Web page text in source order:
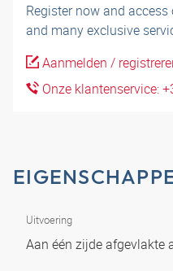
Register now and
and many exclusive
Aanmelden /
Onze klantenservice:
Uitvoering
Aan één zijde afgevlakte